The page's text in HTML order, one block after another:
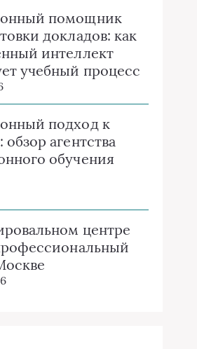
помощник
докладов: как
интеллект
учебный процесс
подход к
агентства
обучения
центре